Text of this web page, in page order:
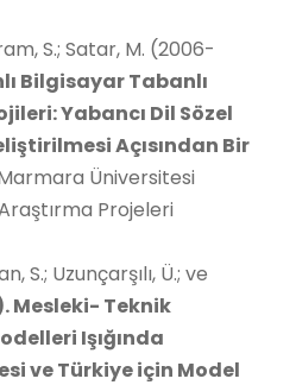
S.; Satar, M. (2006-
Bilgisayar Tabanlı
Yabancı Dil Sözel
Açısından Bir
Üniversitesi
Projeleri
S.; Uzunçarşılı, Ü.; ve
Mesleki- Teknik
Işığında
ve Türkiye için Model